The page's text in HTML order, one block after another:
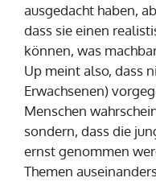
ausgedacht haben,
dass sie einen
können, was
Up meint also, dass
Erwachsenen)
Menschen
sondern, dass die
ernst genommen
Themen